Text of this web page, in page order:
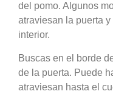
del pomo. Algunos
atraviesan la puerta
interior.
Buscas en el borde
de la puerta. Puede
atraviesan hasta el